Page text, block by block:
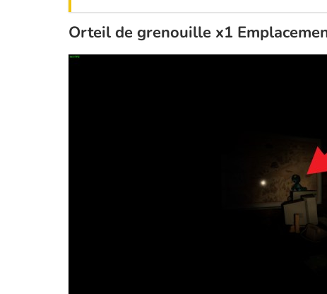
Orteil de grenouille x1